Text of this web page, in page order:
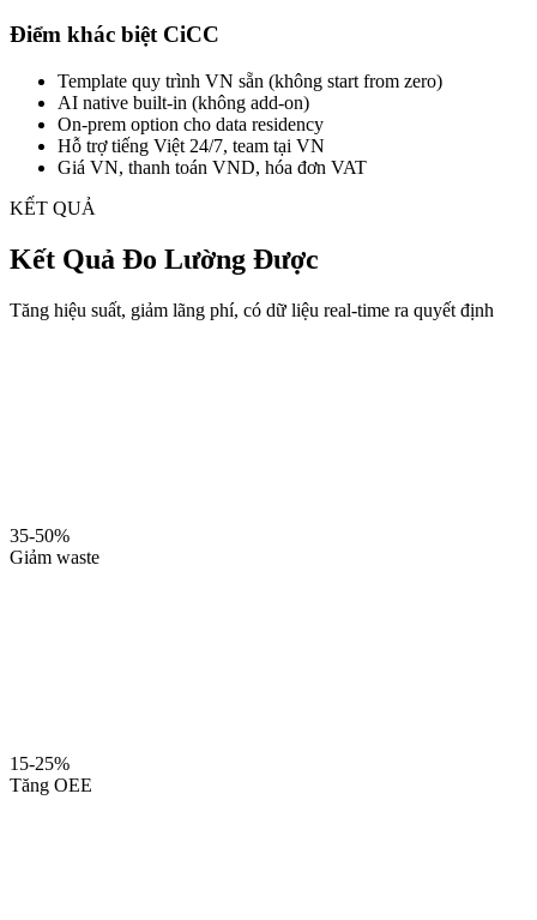
Điểm khác biệt CiCC
Template quy trình VN sẵn (không start from zero)
AI native built-in (không add-on)
On-prem option cho data residency
Hỗ trợ tiếng Việt 24/7, team tại VN
Giá VN, thanh toán VND, hóa đơn VAT
KẾT QUẢ
Kết Quả Đo Lường Được
Tăng hiệu suất, giảm lãng phí, có dữ liệu real-time ra quyết định
35-50%
Giảm waste
15-25%
Tăng OEE